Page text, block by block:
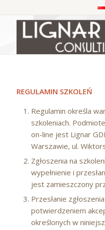
REGULAMIN SZKOLEŃ
Regulamin określa
szkoleniach.
on-line jest Lignar
Warszawie, ul.
Zgłoszenia na
wypełnienie i
jest zamieszczony
Przesłanie
potwierdzeniem
określonych w